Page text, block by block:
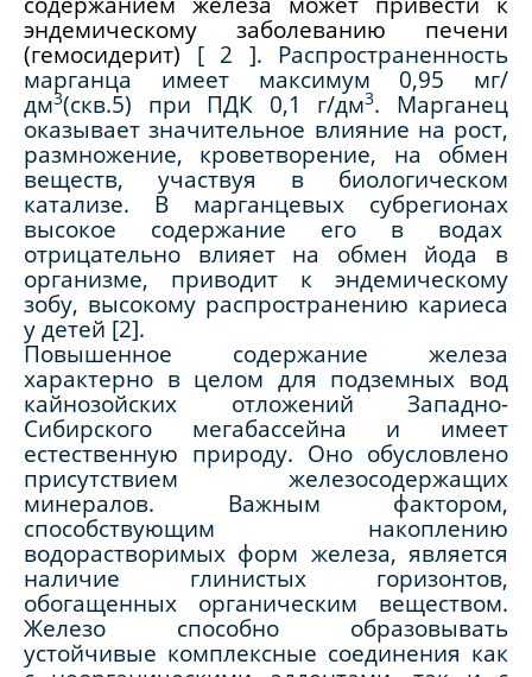
эндемическому заболеванию печени
(гемосидерит) [2 ]. Распространенность
марганца имеет максимум 0,95 мг/
дм3(скв.5) при ПДК 0,1 г/дм3. Марганец
оказывает значительное влияние на рост,
размножение, кроветворение, на обмен
веществ, участвуя в биологическом
катализе. В марганцевых субрегионах
высокое содержание его в водах
отрицательно влияет на обмен йода в
организме, приводит к эндемическому
зобу, высокому распространению кариеса
у детей [2].
Повышенное содержание железа
характерно в целом для подземных вод
кайнозойских отложений Западно-
Сибирского мегабассейна и имеет
естественную природу. Оно обусловлено
присутствием железосодержащих
минералов. Важным фактором,
способствующим накоплению
водорастворимых форм железа, является
наличие глинистых горизонтов,
обогащенных органическим веществом.
Железо способно образовывать
устойчивые комплексные соединения как